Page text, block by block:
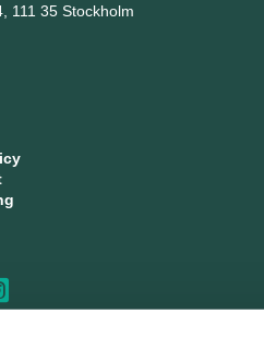
111 35 Stockholm